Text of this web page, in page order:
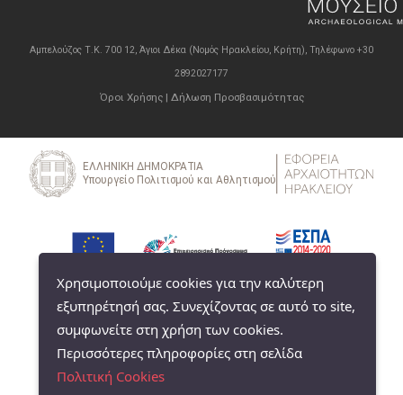
Αμπελούζος Τ.Κ. 700 12, Άγιοι Δέκα (Νομός Ηρακλείου, Κρήτη), Τηλέφωνο +30
2892027177
Όροι Χρήσης| Δήλωση Προσβασιμότητας
Χρησιμοποιούμε cookies για την καλύτερη
εξυπηρέτησή σας. Συνεχίζοντας σε αυτό το site,
συμφωνείτε στη χρήση των cookies.
Περισσότερες πληροφορίες στη σελίδα
Πολιτική Cookies